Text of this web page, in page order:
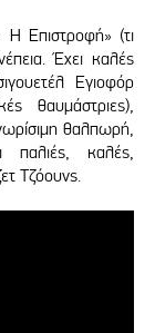
Επιστροφή» (τι
Έχει καλές
Εγιοφόρ
θαυμάστριες),
θαλπωρή,
καλές,
Τζόουνς.